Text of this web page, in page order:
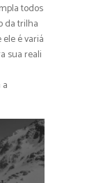
todos
da trilha
é variá
sua reali